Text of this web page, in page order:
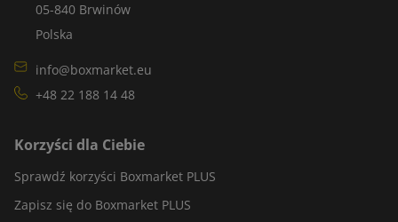
05-840 Brwinów
Polska
info@boxmarket.eu
+48 22 188 14 48
Korzyści dla Ciebie
Sprawdź korzyści Boxmarket PLUS
Zapisz się do Boxmarket PLUS